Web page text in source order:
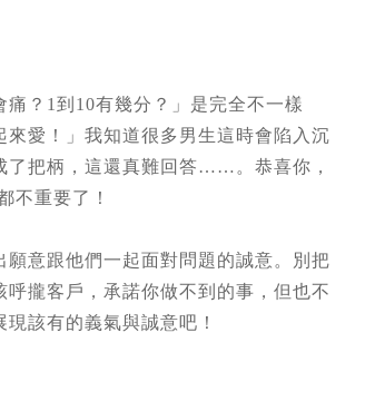
？1到10有幾分？」是完全不一樣
愛！」我知道很多男生這時會陷入沉
了把柄，這還真難回答……。恭喜你，
不重要了！
意跟他們一起面對問題的誠意。別把
攏客戶，承諾你做不到的事，但也不
該有的義氣與誠意吧！